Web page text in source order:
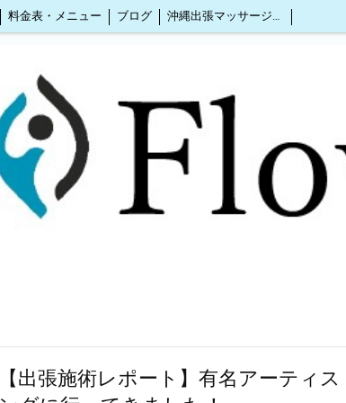
料金表・メニュー ブログ 沖縄出張マッサージ2人同時OK
【出張施術レポート】有名アーティ